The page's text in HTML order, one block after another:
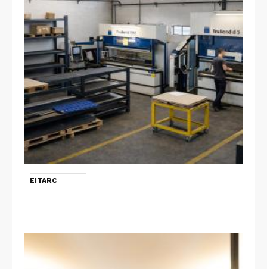
EITARC